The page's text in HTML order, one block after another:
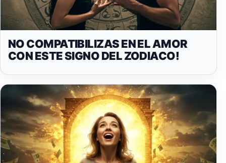
NO COMPATIBILIZAS EN EL AMOR
CON ESTE SIGNO DEL ZODIACO!